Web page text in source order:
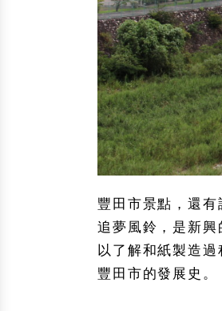
豐田市景點，還
追夢風鈴，是新
以了解和紙製造
豐田市的發展史。